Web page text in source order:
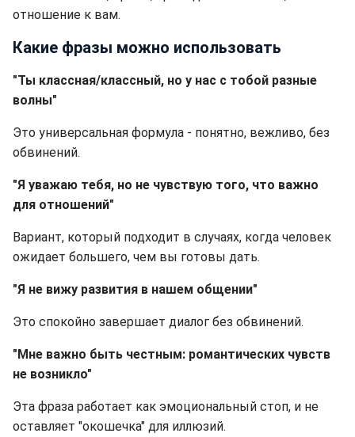
отношение к вам.
Какие фразы можно использовать
"Ты классная/классный, но у нас с тобой разные
волны"
Это универсальная формула - понятно, вежливо, без
обвинений.
"Я уважаю тебя, но не чувствую того, что важно
для отношений"
Вариант, который подходит в случаях, когда человек
ожидает большего, чем вы готовы дать.
"Я не вижу развития в нашем общении"
Это спокойно завершает диалог без обвинений.
"Мне важно быть честным: романтических чувств
не возникло"
Эта фраза работает как эмоциональный стоп, и не
оставляет "окошечка" для иллюзий.